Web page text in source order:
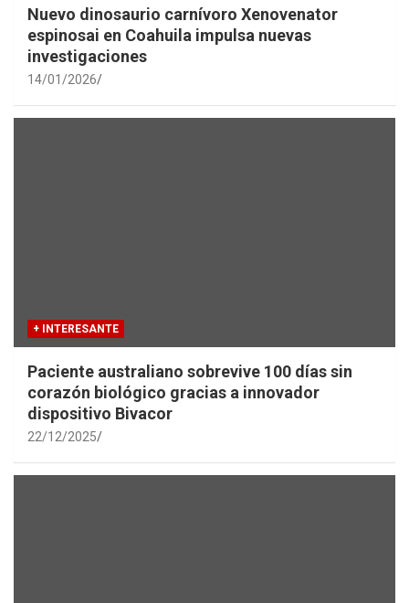
Nuevo dinosaurio carnívoro Xenovenator
espinosai en Coahuila impulsa nuevas
investigaciones
14/01/2026
+ INTERESANTE
Paciente australiano sobrevive 100 días sin
corazón biológico gracias a innovador
dispositivo Bivacor
22/12/2025